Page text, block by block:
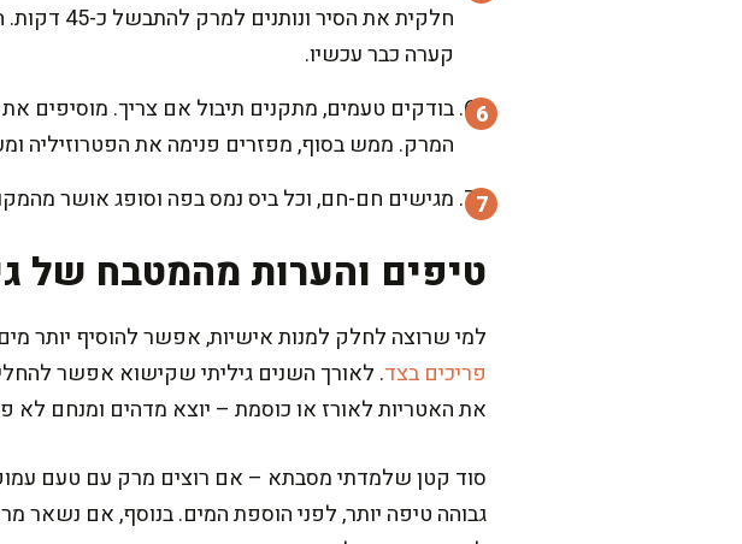
חלקית
קערה כבר עכשיו.
המרק. ממש בסוף, מפזרים פנימה את הפטרוזיליה
מגישים חם-חם, וכל ביס נמס בפה וסופג אושר
טיפים והערות מהמטבח של
למי שרוצה לחלק למנות אישיות, אפשר להוסיף יותר
פריכים בצד. לאורך השנים גיליתי שקישוא אפשר
את האטריות לאורז או כוסמת – יוצא מדהים ומנחם לא
סוד קטן שלמדתי מסבתא – אם רוצים מרק עם טעם
גבוהה טיפה יותר, לפני הוספת המים. בנוסף, אם נשאר